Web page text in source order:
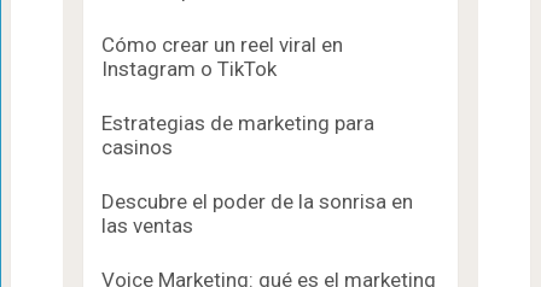
Cómo crear un reel viral en
Instagram o TikTok
Estrategias de marketing para
casinos
Descubre el poder de la sonrisa en
las ventas
Voice Marketing: qué es el marketing